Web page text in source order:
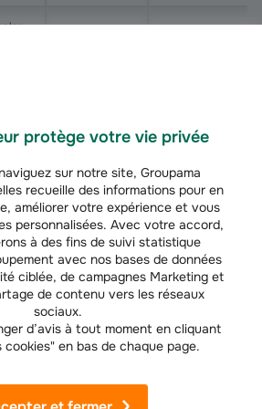
protège votre vie privée
sur notre site, Groupama
recueille des informations pour en
améliorer votre expérience et vous
personnalisées. Avec votre accord,
à des fins de suivi statistique
avec nos bases de données
ciblée, de campagnes Marketing et
de contenu vers les réseaux
sociaux.
d’avis à tout moment en cliquant
cookies" en bas de chaque page.
et
par
146,35€ 70%